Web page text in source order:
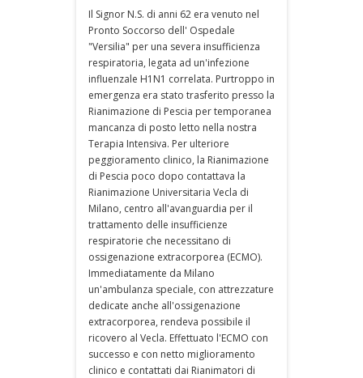
Il Signor N.S. di anni 62 era venuto nel
Pronto Soccorso dell' Ospedale
"Versilia" per una severa insufficienza
respiratoria, legata ad un'infezione
influenzale H1N1 correlata. Purtroppo in
emergenza era stato trasferito presso la
Rianimazione di Pescia per temporanea
mancanza di posto letto nella nostra
Terapia Intensiva. Per ulteriore
peggioramento clinico, la Rianimazione
di Pescia poco dopo contattava la
Rianimazione Universitaria Vecla di
Milano, centro all'avanguardia per il
trattamento delle insufficienze
respiratorie che necessitano di
ossigenazione extracorporea (ECMO).
Immediatamente da Milano
un'ambulanza speciale, con attrezzature
dedicate anche all'ossigenazione
extracorporea, rendeva possibile il
ricovero al Vecla. Effettuato l'ECMO con
successo e con netto miglioramento
clinico e contattati dai Rianimatori di